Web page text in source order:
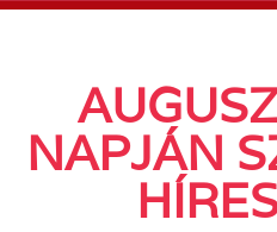
NAPJÁN